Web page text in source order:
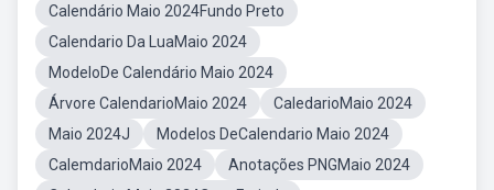
Calendário Maio 2024Fundo Preto
Calendario Da LuaMaio 2024
ModeloDe Calendário Maio 2024
Árvore CalendarioMaio 2024
CaledarioMaio 2024
Maio 2024J
Modelos DeCalendario Maio 2024
CalemdarioMaio 2024
Anotações PNGMaio 2024